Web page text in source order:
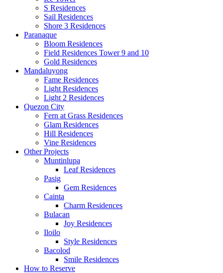
S Residences
Sail Residences
Shore 3 Residences
Paranaque
Bloom Residences
Field Residences Tower 9 and 10
Gold Residences
Mandaluyong
Fame Residences
Light Residences
Light 2 Residences
Quezon City
Fern at Grass Residences
Glam Residences
Hill Residences
Vine Residences
Other Projects
Muntinlupa
Leaf Residences
Pasig
Gem Residences
Cainta
Charm Residences
Bulacan
Joy Residences
Iloilo
Style Residences
Bacolod
Smile Residences
How to Reserve